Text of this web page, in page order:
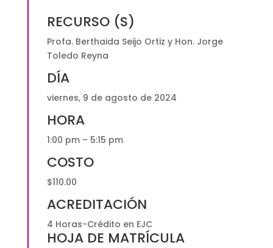
RECURSO (S)
Profa. Berthaida Seijo Ortiz y Hon. Jorge
Toledo Reyna
DÍA
viernes, 9 de agosto de 2024
HORA
1:00 pm – 5:15 pm
COSTO
$110.00
ACREDITACIÓN
4 Horas-Crédito en EJC
HOJA DE MATRÍCULA